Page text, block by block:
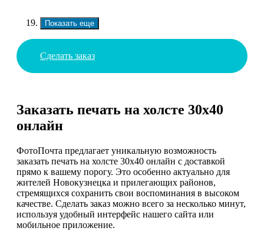
Показать еще
Сделать заказ
Заказать печать на холсте 30х40
онлайн
ФотоПочта предлагает уникальную возможность
заказать печать на холсте 30х40 онлайн с доставкой
прямо к вашему порогу. Это особенно актуально для
жителей Новокузнецка и прилегающих районов,
стремящихся сохранить свои воспоминания в высоком
качестве. Сделать заказ можно всего за несколько минут,
используя удобный интерфейс нашего сайта или
мобильное приложение.